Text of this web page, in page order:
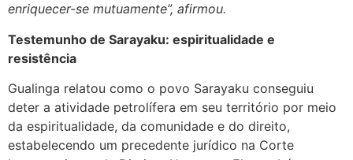
enriquecer-se mutuamente”, afirmou.
Testemunho de Sarayaku: espiritualidade e
resistência
Gualinga relatou como o povo Sarayaku conseguiu
deter a atividade petrolífera em seu território por meio
da espiritualidade, da comunidade e do direito,
estabelecendo um precedente jurídico na Corte